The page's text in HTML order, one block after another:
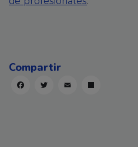
Facebook
Twitter
Email